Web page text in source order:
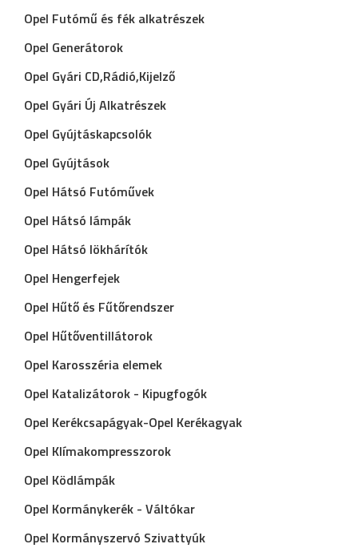
Opel Futómű és fék alkatrészek
Opel Generátorok
Opel Gyári CD,Rádió,Kijelző
Opel Gyári Új Alkatrészek
Opel Gyújtáskapcsolók
Opel Gyújtások
Opel Hátsó Futóművek
Opel Hátsó lámpák
Opel Hátsó lökhárítók
Opel Hengerfejek
Opel Hűtő és Fűtőrendszer
Opel Hűtőventillátorok
Opel Karosszéria elemek
Opel Katalizátorok - Kipugfogók
Opel Kerékcsapágyak-Opel Kerékagyak
Opel Klímakompresszorok
Opel Ködlámpák
Opel Kormánykerék - Váltókar
Opel Kormányszervó Szivattyúk